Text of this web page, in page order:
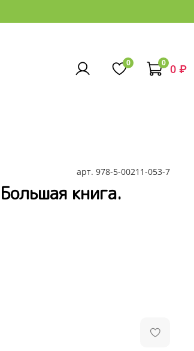
0 0 0 ₽
арт. 978-5-00211-053-7
книга.